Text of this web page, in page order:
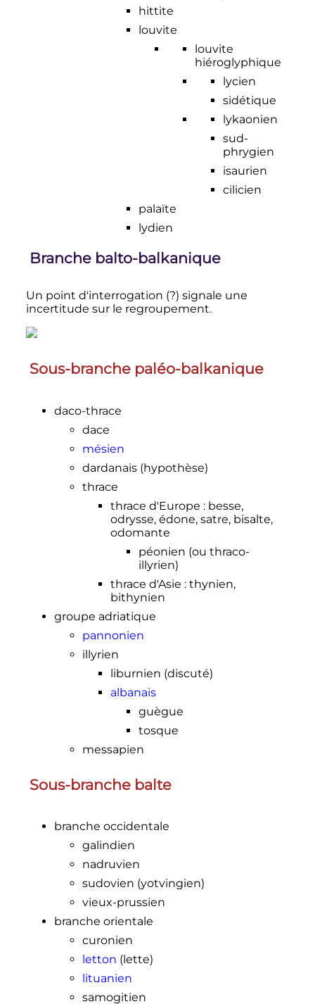
hittite
louvite
louvite
hiéroglyphique
lycien
sidétique
lykaonien
sud-
phrygien
isaurien
cilicien
palaïte
lydien
Branche balto-balkanique
Un point d'interrogation (?) signale une
incertitude sur le regroupement.
Sous-branche paléo-balkanique
daco-thrace
dace
mésien
dardanais (hypothèse)
thrace
thrace d'Europe : besse,
odrysse, édone, satre, bisalte,
odomante
péonien (ou thraco-
illyrien)
thrace d'Asie : thynien,
bithynien
groupe adriatique
pannonien
illyrien
liburnien (discuté)
albanais
guègue
tosque
messapien
Sous-branche balte
branche occidentale
galindien
nadruvien
sudovien (yotvingien)
vieux-prussien
branche orientale
curonien
letton (lette)
lituanien
samogitien